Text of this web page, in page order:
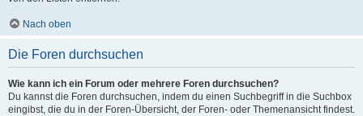
Nach oben
Die Foren durchsuchen
Wie kann ich ein Forum oder mehrere Foren durchsuchen?
Du kannst die Foren durchsuchen, indem du einen Suchbegriff in die Suchbox
eingibst, die du in der Foren-Übersicht, der Foren- oder Themenansicht findest.